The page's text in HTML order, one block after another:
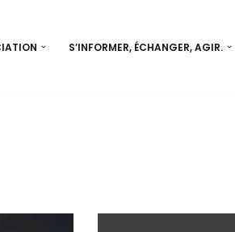
S’INFORMER, ÉCHANGER, AGIR.